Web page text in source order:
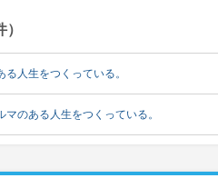
）
人生をつくっている。
のある人生をつくっている。